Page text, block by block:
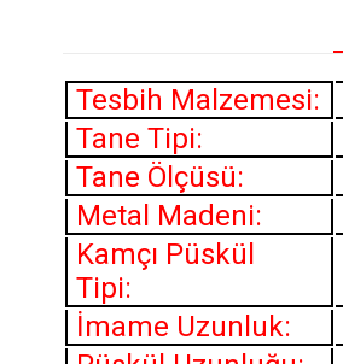
Tesbih Malzemesi:
Tane Tipi:
Tane Ölçüsü:
Metal Madeni:
Kamçı Püskül
Tipi:
İmame Uzunluk: